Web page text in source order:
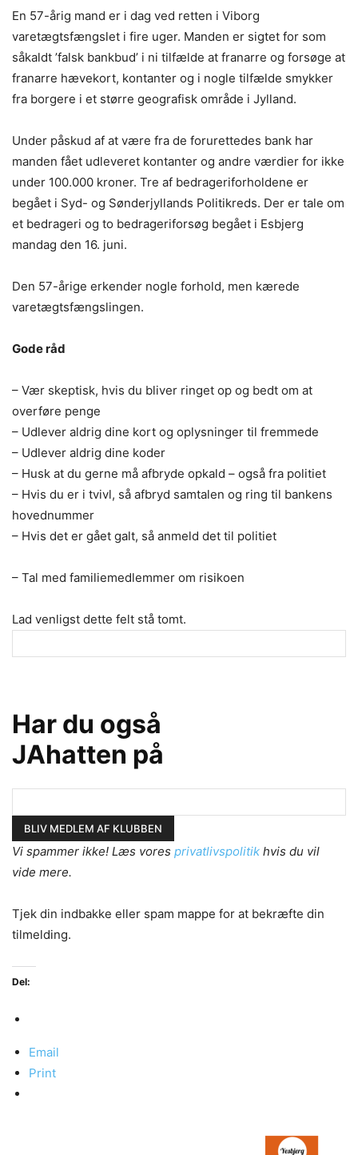
En 57-årig mand er i dag ved retten i Viborg
varetægtsfængslet i fire uger. Manden er sigtet for som
såkaldt ’falsk bankbud’ i ni tilfælde at franarre og forsøge at
franarre hævekort, kontanter og i nogle tilfælde smykker
fra borgere i et større geografisk område i Jylland.
Under påskud af at være fra de forurettedes bank har
manden fået udleveret kontanter og andre værdier for ikke
under 100.000 kroner. Tre af bedrageriforholdene er
begået i Syd- og Sønderjyllands Politikreds. Der er tale om
et bedrageri og to bedrageriforsøg begået i Esbjerg
mandag den 16. juni.
Den 57-årige erkender nogle forhold, men kærede
varetægtsfængslingen.
Gode råd
– Vær skeptisk, hvis du bliver ringet op og bedt om at
overføre penge
– Udlever aldrig dine kort og oplysninger til fremmede
– Udlever aldrig dine koder
– Husk at du gerne må afbryde opkald – også fra politiet
– Hvis du er i tvivl, så afbryd samtalen og ring til bankens
hovednummer
– Hvis det er gået galt, så anmeld det til politiet
– Tal med familiemedlemmer om risikoen
Lad venligst dette felt stå tomt.
Har du også
JAhatten på
Vi spammer ikke! Læs vores privatlivspolitik hvis du vil
vide mere.
Tjek din indbakke eller spam mappe for at bekræfte din
tilmelding.
Del:
Email
Print